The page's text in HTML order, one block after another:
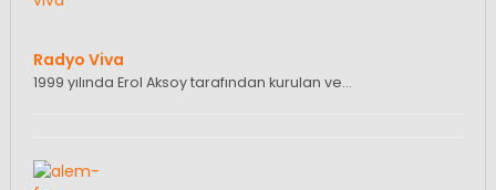
Radyo Viva
1999 yılında Erol Aksoy tarafından kurulan ve…